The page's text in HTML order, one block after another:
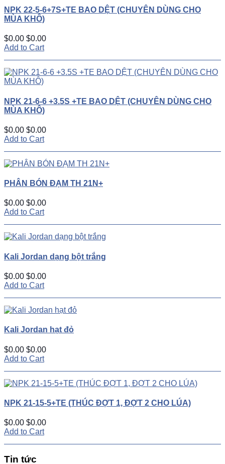
NPK 22-5-6+7S+TE BAO DỆT (CHUYÊN DÙNG CHO
MÙA KHÔ)
$0.00 $0.00
Add to Cart
NPK 21-6-6 +3.5S +TE BAO DỆT (CHUYÊN DÙNG CHO
MÙA KHÔ)
$0.00 $0.00
Add to Cart
PHÂN BÓN ĐẠM TH 21N+
$0.00 $0.00
Add to Cart
Kali Jordan dạng bột trắng
$0.00 $0.00
Add to Cart
Kali Jordan hạt đỏ
$0.00 $0.00
Add to Cart
NPK 21-15-5+TE (THÚC ĐỢT 1, ĐỢT 2 CHO LÚA)
$0.00 $0.00
Add to Cart
Tin tức